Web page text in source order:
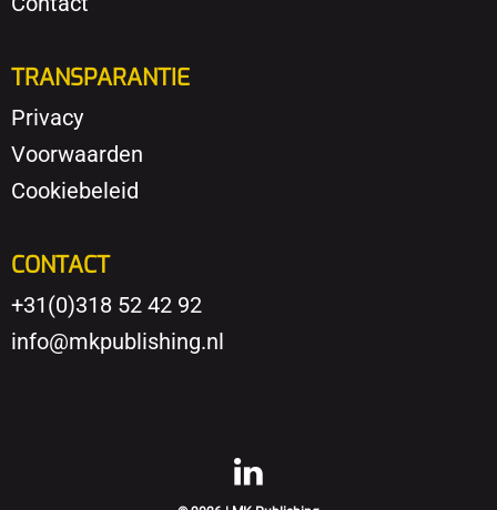
TRANSPARANTIE
Privacy
Voorwaarden
Cookiebeleid
CONTACT
+31(0)318 52 42 92
info@mkpublishing.nl